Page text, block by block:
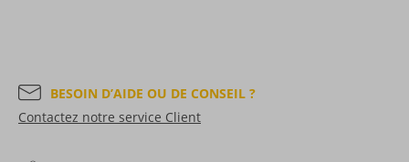
BESOIN D’AIDE OU DE CONSEIL ?
Contactez notre service Client